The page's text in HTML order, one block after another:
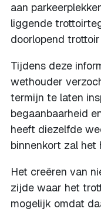
aan
liggende
doorlopend trottoir
Tijdens deze
wethouder
termijn te laten
begaanbaarheid
heeft diezelfde
binnenkort zal het
Het creëren van
zijde waar het
mogelijk omdat